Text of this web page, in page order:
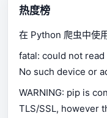
热度榜
在 Python 爬
fatal: could not
No such device or
WARNING: pip is
TLS/SSL, however